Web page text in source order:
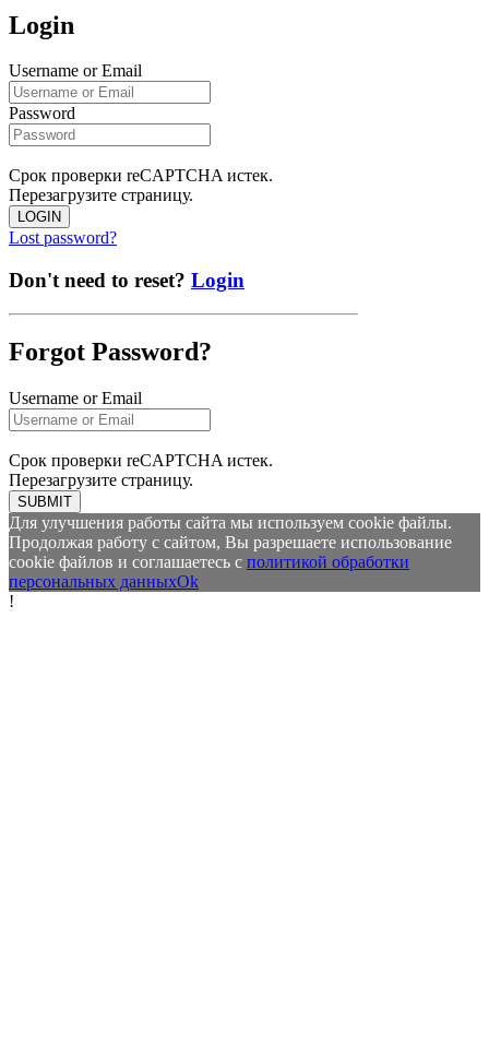
Login
Username or Email
Password
Срок проверки reCAPTCHA истек.
Перезагрузите страницу.
LOGIN
Lost password?
Don't need to reset? Login
Forgot Password?
Username or Email
Срок проверки reCAPTCHA истек.
Перезагрузите страницу.
SUBMIT
Для улучшения работы сайта мы используем cookie файлы.
Продолжая работу с сайтом, Вы разрешаете использование
cookie файлов и соглашаетесь с политикой обработки
персональных данныхOk
!